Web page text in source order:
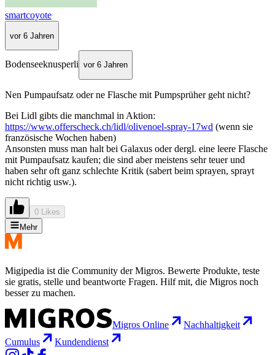
smartcoyote
vor 6 Jahren
Bodenseeknusperli vor 6 Jahren
Nen Pumpaufsatz oder ne Flasche mit Pumpsprüher geht nicht?
Bei Lidl gibts die manchmal in Aktion:
https://www.offerscheck.ch/lidl/olivenoel-spray-17wd (wenn sie
französische Wochen haben)
Ansonsten muss man halt bei Galaxus oder dergl. eine leere Flasche
mit Pumpaufsatz kaufen; die sind aber meistens sehr teuer und
haben sehr oft ganz schlechte Kritik (sabert beim sprayen, sprayt
nicht richtig usw.).
0 Likes
Mehr
Migipedia ist die Community der Migros. Bewerte Produkte, teste
sie gratis, stelle und beantworte Fragen. Hilf mit, die Migros noch
besser zu machen.
Migros Online
Nachhaltigkeit
Cumulus
Kundendienst